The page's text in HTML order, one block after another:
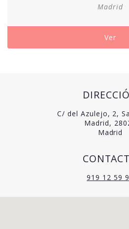
Madrid
Ver
C/ del Azulejo, 2,
Madrid,
Madrid
919 12 59